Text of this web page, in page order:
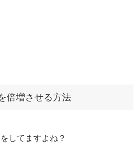
倍増させる方法
してますよね？